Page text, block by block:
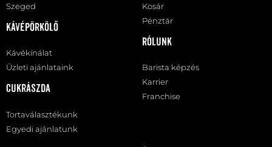
Szeged
Kávépörkölő
Kávékínálat
Üzleti ajánlataink
Cukrászda
Tortaválasztékunk
Egyedi ajánlatunk
Kosár
Pénztár
Rólunk
Barista képzés
Karrier
Franchise